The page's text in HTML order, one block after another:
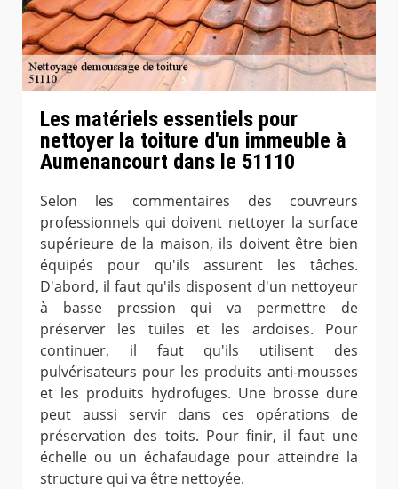
Les matériels essentiels pour
nettoyer la toiture d'un immeuble à
Aumenancourt dans le 51110
Selon les commentaires des couvreurs
professionnels qui doivent nettoyer la surface
supérieure de la maison, ils doivent être bien
équipés pour qu'ils assurent les tâches.
D'abord, il faut qu'ils disposent d'un nettoyeur
à basse pression qui va permettre de
préserver les tuiles et les ardoises. Pour
continuer, il faut qu'ils utilisent des
pulvérisateurs pour les produits anti-mousses
et les produits hydrofuges. Une brosse dure
peut aussi servir dans ces opérations de
préservation des toits. Pour finir, il faut une
échelle ou un échafaudage pour atteindre la
structure qui va être nettoyée.